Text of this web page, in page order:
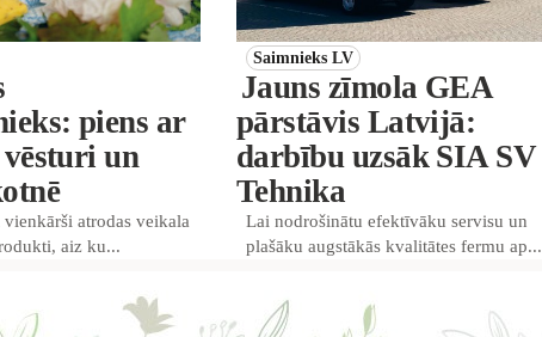
piens ar
un
atrodas veikala
aiz ku...
Saimnieks LV
Jauns zīmola GEA
pārstāvis Latvijā:
darbību uzsāk SIA SV
Tehnika
Lai nodrošinātu efektīvāku servisu un
plašāku augstākās kvalitātes fermu ap...